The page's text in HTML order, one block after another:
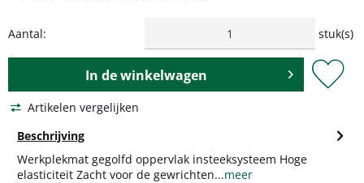
Aantal: stuk(s)
In dewinkelwagen
Artikelen vergelijken
Beschrijving
Werkplekmat gegolfd oppervlak insteeksysteem Hoge
elasticiteit Zacht voor de gewrichten...meer